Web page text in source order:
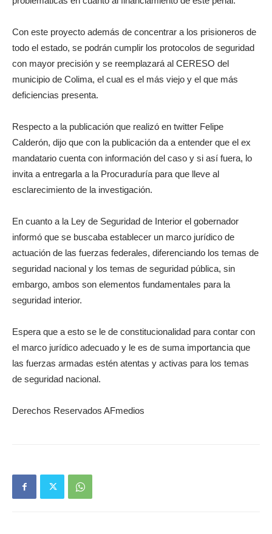
Con este proyecto además de concentrar a los prisioneros de
todo el estado, se podrán cumplir los protocolos de seguridad
con mayor precisión y se reemplazará al CERESO del
municipio de Colima, el cual es el más viejo y el que más
deficiencias presenta.
Respecto a la publicación que realizó en twitter Felipe
Calderón, dijo que con la publicación da a entender que el ex
mandatario cuenta con información del caso y si así fuera, lo
invita a entregarla a la Procuraduría para que lleve al
esclarecimiento de la investigación.
En cuanto a la Ley de Seguridad de Interior el gobernador
informó que se buscaba establecer un marco jurídico de
actuación de las fuerzas federales, diferenciando los temas de
seguridad nacional y los temas de seguridad pública, sin
embargo, ambos son elementos fundamentales para la
seguridad interior.
Espera que a esto se le de constitucionalidad para contar con
el marco jurídico adecuado y le es de suma importancia que
las fuerzas armadas estén atentas y activas para los temas
de seguridad nacional.
Derechos Reservados AFmedios